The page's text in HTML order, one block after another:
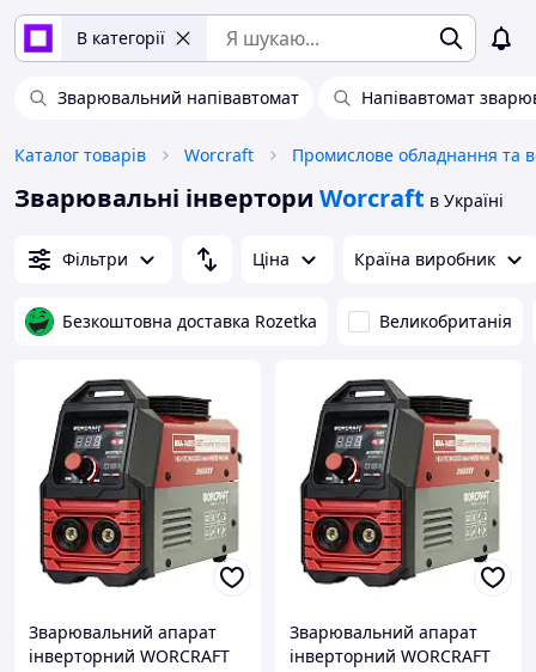
В категорії
Зварювальний напівавтомат Напівавтомат
Каталог товарів Worcraft
Зварювальні інвертори Worcraft в Україні
Фільтри Ціна Країна виробник
Безкоштовна доставка Rozetka Великобританія
Зварювальний апарат
інверторний WORCRAFT
Зварювальний апарат
інверторний WORCRAFT